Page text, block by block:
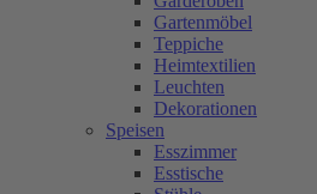
Gartenmöbel
Teppiche
Heimtextilien
Leuchten
Dekorationen
Speisen
Esszimmer
Esstische